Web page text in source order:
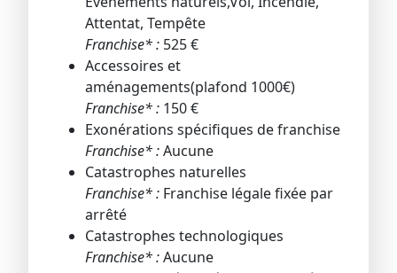
Attentat, Tempête
Franchise* : 525 €
Accessoires et
aménagements(plafond 1000€)
Franchise* : 150 €
Exonérations spécifiques de franchise
Franchise* :Aucune
Catastrophes naturelles
Franchise* : Franchise légale fixée par
arrêté
Catastrophes technologiques
Franchise* :Aucune